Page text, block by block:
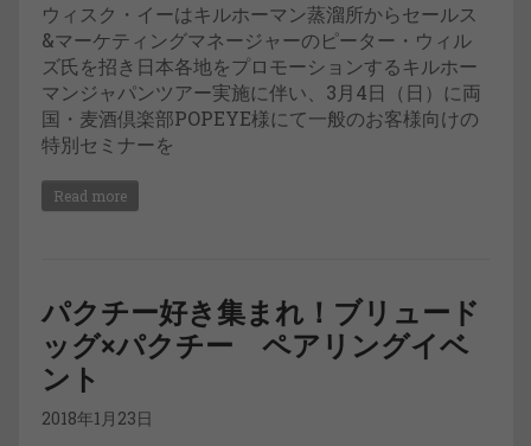
ウィスク・イーはキルホーマン蒸溜所からセールス
&マーケティングマネージャーのピーター・ウィル
ズ氏を招き日本各地をプロモーションするキルホー
マンジャパンツアー実施に伴い、3月4日（日）に両
国・麦酒倶楽部POPEYE様にて一般のお客様向けの
特別セミナーを
Read more
パクチー好き集まれ！ブリュード
ッグ×パクチー ペアリングイベ
ント
2018年1月23日